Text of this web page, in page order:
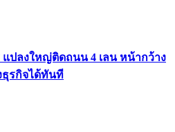
แปลงใหญ่ติดถนน 4 เลน หน้ากว้าง
ธุรกิจได้ทันที